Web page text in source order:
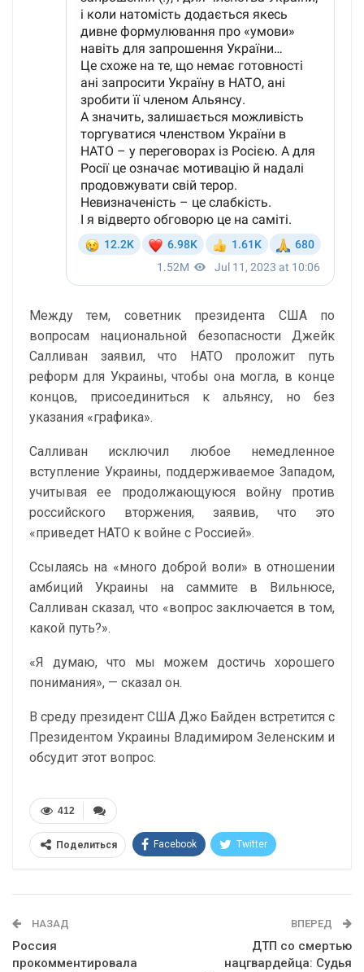
Между тем, советник президента США по
вопросам национальной безопасности Джейк
Салливан заявил, что НАТО проложит путь
реформ для Украины, чтобы она могла, в конце
концов, присоединиться к альянсу, но без
указания «графика».
Салливан исключил любое немедленное
вступление Украины, поддерживаемое Западом,
учитывая ее продолжающуюся войну против
российского вторжения, заявив, что это
«приведет НАТО к войне с Россией».
Ссылаясь на «много доброй воли» в отношении
амбиций Украины на саммите в Вильнюсе,
Салливан сказал, что «вопрос заключается в том,
какой путь?».
«Я думаю, что мы можем достичь хорошего
понимания», — сказал он.
В среду президент США Джо Байден встретится с
Президентом Украины Владимиром Зеленским и
обсудит этот вопрос.
412
Поделиться Facebook Twitter
НАЗАД
Россия
прокомментировала
ВПЕРЕД
ДТП со смертью
нацгвардейца: Судья